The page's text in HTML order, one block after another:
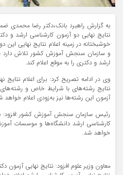
به گزارش راهبرد بانک،دکتر رضا محمدی
نتایج نهایی دو آزمون کارشناسی ارشد و
خوشبختانه در زمینه اعلام نتایج نهایی
و سازمان سنجش آموزش کشور تلاش دارد
ارشد و دکتری را به موقع اعلام کند.
وی در ادامه تصریح کرد: برای اعلام نتایج
نتایج رشته‌های با شرایط خاص و
آزمون این رشته‌ها نیز به‌زودی اعلام خواهد
رئیس سازمان سنجش آموزش کشور افزود:
کارشناسی ارشد دانشگاه‌ها و موسسات
خواهد شد.
معاون وزیر علوم افزود: نتایج نهایی آزمون